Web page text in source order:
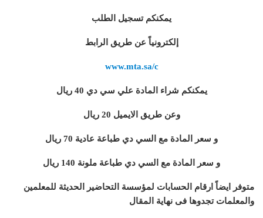
يمكنكم تسجيل الطلب
إلكترونياً عن طريق الرابط
www.mta.sa/c
يمكنكم شراء المادة علي سي دي 40 ريال
وعن طريق الايميل 20 ريال
و سعر المادة مع السي دي طباعة عادية 70 ريال
و سعر المادة مع السي دي طباعة ملونة 140 ريال
متوفر ايضاً ارقام الحسابات لمؤسسة التحاضير الحديثة للمعلمين
والمعلمات تجدوها فى نهاية المقال